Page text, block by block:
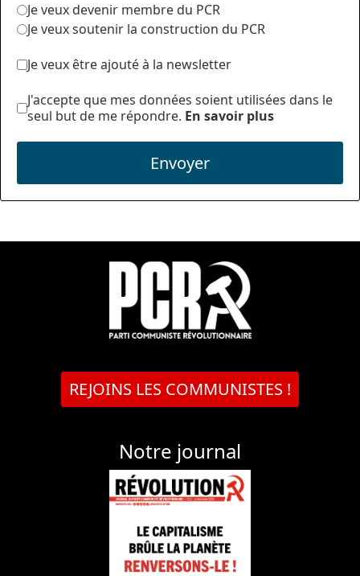
Je veux devenir membre du PCR
Je veux soutenir la construction du PCR
Je veux être ajouté à la newsletter
J'accepte que mes données soient utilisées dans le
seul but de me répondre. En savoir plus
Envoyer
REJOINS LES COMMUNISTES !
Notre journal